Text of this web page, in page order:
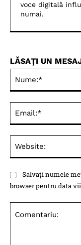
voce digitală
numai.
LĂSAȚI UN
Salvați numele
browser pentru data